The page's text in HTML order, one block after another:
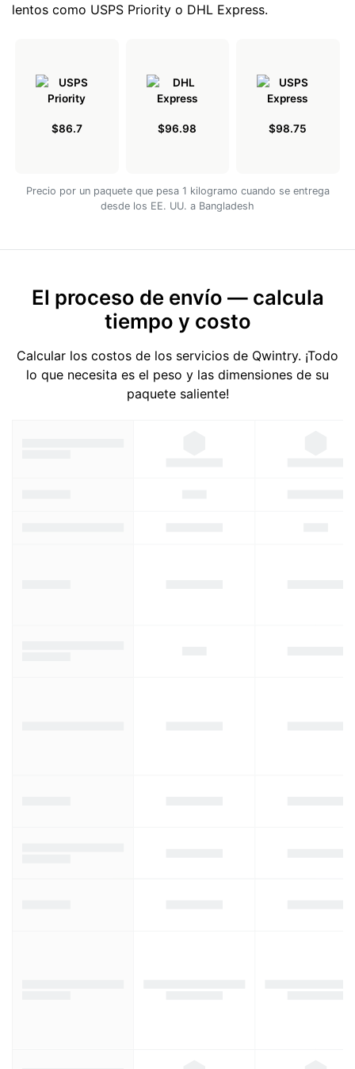
lentos como USPS Priority o DHL Express.
$86.7 $96.98 $98.75
Precio por un paquete que pesa 1 kilogramo cuando se entrega
desde los EE. UU. a Bangladesh
El proceso de envío — calcula
tiempo y costo
Calcular los costos de los servicios de Qwintry. ¡Todo
lo que necesita es el peso y las dimensiones de su
paquete saliente!